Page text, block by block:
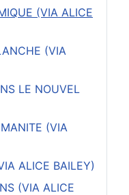
(VIA ALICE
(VIA
LE NOUVEL
(VIA
ALICE BAILEY)
(VIA ALICE